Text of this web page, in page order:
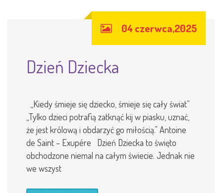
04 czerwca,2025
Dzień Dziecka
,,Kiedy śmieje się dziecko, śmieje się cały świat”
„Tylko dzieci potrafią zatknąć kij w piasku, uznać,
że jest królową i obdarzyć go miłością.” Antoine
de Saint – Exupére Dzień Dziecka to święto
obchodzone niemal na całym świecie. Jednak nie
we wszyst